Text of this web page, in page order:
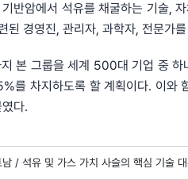
반암에서 석유를 채굴하는 기술,
된 경영진, 관리자, 과학자, 전문가
본 그룹을 세계 500대 기업 중
를 차지하도록 할 계획이다. 이
다.
남 / 석유 및 가스 가치 사슬의 핵심 기술